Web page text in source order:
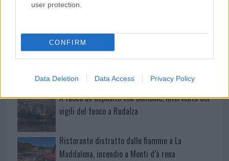
user protection.
CONFIRM
Data Deletion Data Access Privacy Policy
Giorgia Meloni a La Maddalena, la vicesindaco:
Incendio nella notte a Olbia, a fuoco due furgoni
A fuoco un deposito con bombole, intervento dei
vigili del fuoco a Rudalza
Ristorante distrutto dalle fiamme a La
Maddalena, incendio a Monti d’à rena